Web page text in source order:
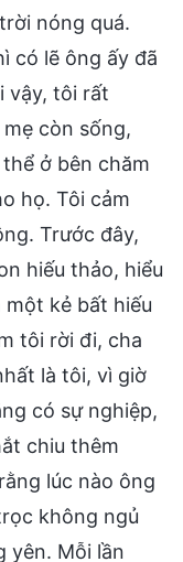
nóng quá.
có lẽ ông ấy đã
vậy, tôi rất
còn sống,
ở bên chăm
họ. Tôi cảm
Trước đây,
hiếu thảo, hiểu
kẻ bất hiếu
tôi rời đi, cha
là tôi, vì giờ
có sự nghiệp,
chiu thêm
lúc nào ông
không ngủ
yên. Mỗi lần